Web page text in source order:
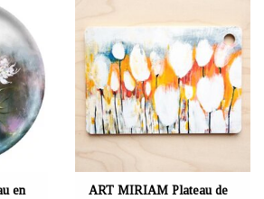
en
ART MIRIAM Plateau de